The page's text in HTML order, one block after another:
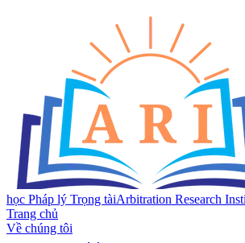
học Pháp lý Trọng tàiArbitration Research
Trang chủ
Về chúng tôi